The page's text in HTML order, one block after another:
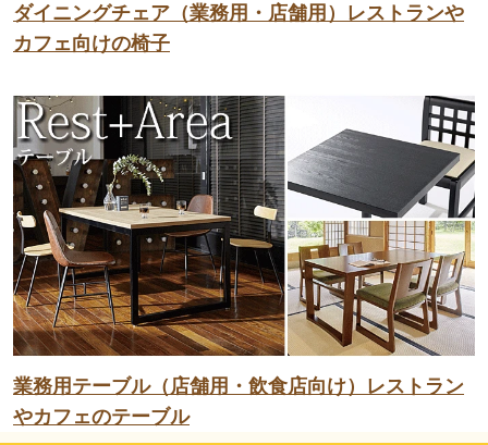
ダイニングチェア（業務用・店舗用）レストランや
カフェ向けの椅子
業務用テーブル（店舗用・飲食店向け）レストラン
やカフェのテーブル